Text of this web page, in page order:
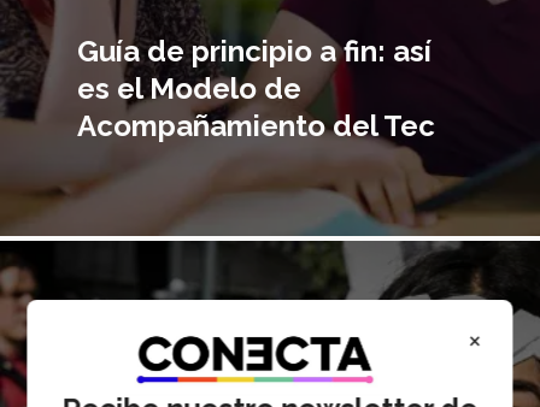
Guía de principio a fin: así
es el Modelo de
Acompañamiento del Tec
Imagen
principal
×